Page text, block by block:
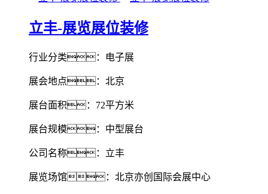
立丰-展览展位装修
行业分类：电子展
展会地点：北京
展台面积：72平方米
展台规模：中型展台
公司名称：立丰
展览场馆：北京亦创国际会展中心